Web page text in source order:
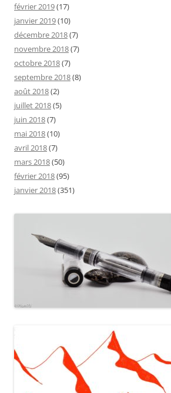
février 2019(17)
janvier 2019(10)
décembre 2018(7)
novembre 2018(7)
octobre 2018(7)
septembre 2018(8)
août 2018(2)
juillet 2018(5)
juin 2018(7)
mai 2018(10)
avril 2018(7)
mars 2018(50)
février 2018(95)
janvier 2018(351)